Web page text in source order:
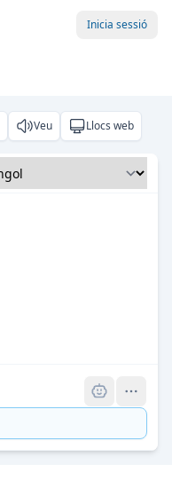
Inicia sessió
Veu Llocs web